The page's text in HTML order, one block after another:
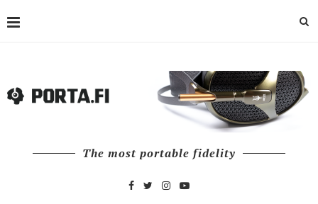
The most portable fidelity